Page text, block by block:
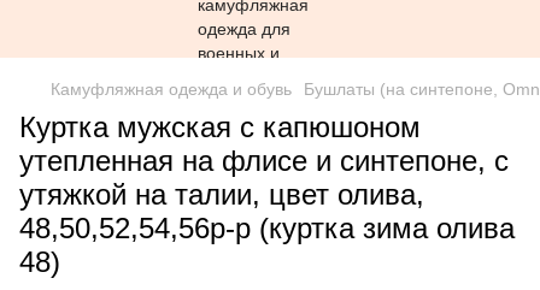
Камуфляжная одежда и обувь Бушлаты (на синтепоне,
Куртка мужская с капюшоном
утепленная на флисе и синтепоне, с
утяжкой на талии, цвет олива,
48,50,52,54,56р-р (куртка зима олива
48)